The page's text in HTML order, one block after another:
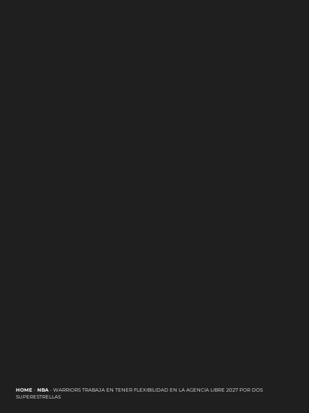
HOME- NBA- WARRIORS TRABAJA EN TENER FLEXIBILIDAD EN LA AGENCIA LIBRE 2027 POR DOS
SUPERESTRELLAS